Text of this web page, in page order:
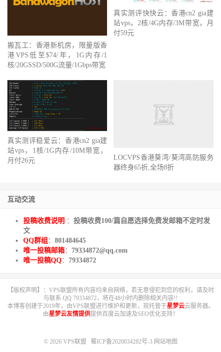
搬瓦工：香港新机房，限量版香
港VPS低至$74/年，1G内存/1
核/20GSSD/500G流量/1Gbps带宽
真实测评快快云：香港cn2 gia建
站vps，2核/4G内存/3M带宽，月
付59元
真实测评稳爱云：香港cn2 gia建
站vps，1核/1G内存/10M带宽，
月付26元
LOCVPS香港葵湾/葵湾高防服务
器终身65折,全场8折
互动交流
投稿收费说明 ： 投稿收费100/篇自愿选择免费发邮箱不定时发
文
QQ群组 ： 801484645
唯一投稿邮箱： 79334872@qq.com
唯一投稿QQ： 79334872
【版权声明】：VPS联盟所有内容均来自网络，若无意侵犯到您的权利，请及时
与联系 QQ 79334872，将在48小时内删除相关内容!!
本博客创建于2019年，由VPS联盟进行维护和更新，现托管于星梦云云服务器。
由星梦云友情提供提供百度云加速及SEO优化支持！
© 2026 VPS联盟 蜀ICP备2020034282号-3 网站地图